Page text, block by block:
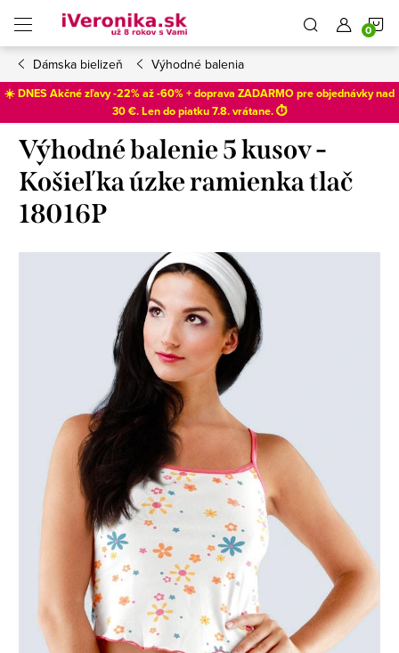
obsah
Dámska bielizeň Výhodné balenia
☀️ DNES Akčné zľavy -22% až -60% + doprava ZADARMO pre objednávky nad
30 €. Len dopiatku 7.8. vrátane. ⏱️
Výhodné balenie 5 kusov -
Košieľka úzke ramienka tlač
18016P